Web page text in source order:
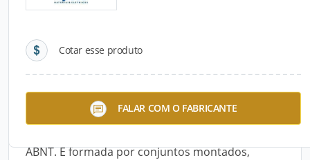
Cotar esse produto
FALAR COM O FABRICANTE
Detalhes do produto
Descrição do Produto
A Linha Moduluz reúne segurança, versatilidade e
beleza em produtos elétricos que atendem às
ABNT. É formada por conjuntos montados,